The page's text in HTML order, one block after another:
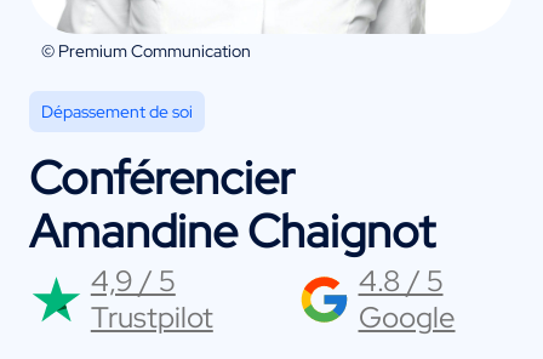
© Premium Communication
Dépassement de soi
Conférencier
Amandine Chaignot
4,9 / 5
Trustpilot
4.8 / 5
Google